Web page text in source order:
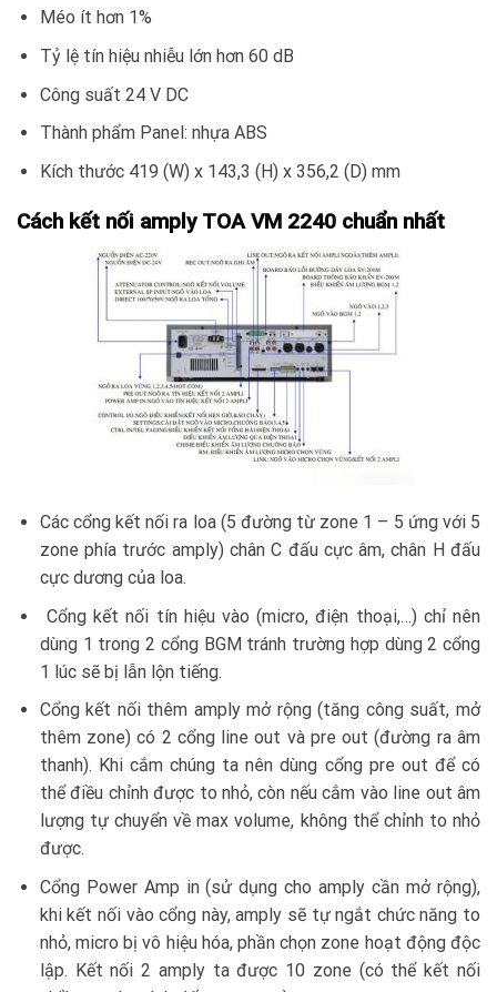
Méo ít hơn 1%
Tỷ lệ tín hiệu nhiễu lớn hơn 60 dB
Công suất 24 V DC
Thành phẩm Panel: nhựa ABS
Kích thước 419 (W) x 143,3 (H) x 356,2 (D) mm
Cách kết nối amply TOA VM 2240 chuẩn nhất
Các cổng kết nối ra loa (5 đường từ zone 1 – 5 ứng với 5
zone phía trước amply) chân C đấu cực âm, chân H đấu
cực dương của loa.
Cổng kết nối tín hiệu vào (micro, điện thoại,…) chỉ nên
dùng 1 trong 2 cổng BGM tránh trường hợp dùng 2 cổng
1 lúc sẽ bị lẫn lộn tiếng.
Cổng kết nối thêm amply mở rộng (tăng công suất, mở
thêm zone) có 2 cổng line out và pre out (đường ra âm
thanh). Khi cắm chúng ta nên dùng cổng pre out để có
thể điều chỉnh được to nhỏ, còn nếu cắm vào line out âm
lượng tự chuyển về max volume, không thể chỉnh to nhỏ
được.
Cổng Power Amp in (sử dụng cho amply cần mở rộng),
khi kết nối vào cổng này, amply sẽ tự ngắt chức năng to
nhỏ, micro bị vô hiệu hóa, phần chọn zone hoạt động độc
lập. Kết nối 2 amply ta được 10 zone (có thể kết nối